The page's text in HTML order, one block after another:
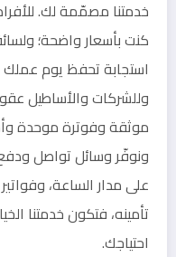
خدمتنا مصمّمة لك.
كنت بأسعار واضحة؛
استجابة تحفظ يوم عملك
وللشركات والأساطيل
موثقة وفوترة موحدة
ونوفّر وسائل تواصل
على مدار الساعة،
تأمينه، فتكون خدمتنا
احتياجك.